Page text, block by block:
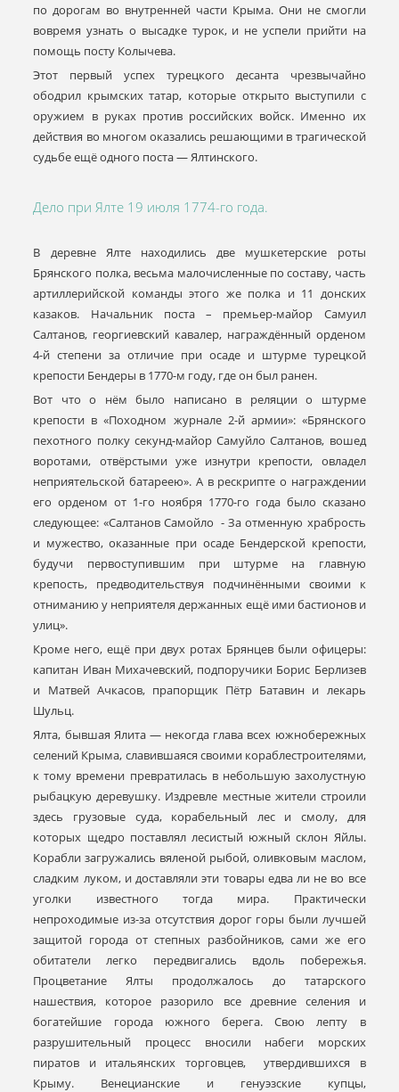
по дорогам во внутренней части Крыма. Они не смогли
вовремя узнать о высадке турок, и не успели прийти на
помощь посту Колычева.
Этот первый успех турецкого десанта чрезвычайно
ободрил крымских татар, которые открыто выступили с
оружием в руках против российских войск. Именно их
действия во многом оказались решающими в трагической
судьбе ещё одного поста — Ялтинского.
Дело при Ялте 19 июля 1774-го года.
В деревне Ялте находились две мушкетерские роты
Брянского полка, весьма малочисленные по составу, часть
артиллерийской команды этого же полка и 11 донских
казаков. Начальник поста – премьер-майор Самуил
Салтанов, георгиевский кавалер, награждённый орденом
4-й степени за отличие при осаде и штурме турецкой
крепости Бендеры в 1770-м году, где он был ранен.
Вот что о нём было написано в реляции о штурме
крепости в «Походном журнале 2-й армии»: «Брянского
пехотного полку секунд-майор Самуйло Салтанов, вошед
воротами, отвёрстыми уже изнутри крепости, овладел
неприятельской батареею». А в рескрипте о награждении
его орденом от 1-го ноября 1770-го года было сказано
следующее: «Салтанов Самойло - За отменную храбрость
и мужество, оказанные при осаде Бендерской крепости,
будучи первоступившим при штурме на главную
крепость, предводительствуя подчинёнными своими к
отниманию у неприятеля держанных ещё ими бастионов и
улиц».
Кроме него, ещё при двух ротах Брянцев были офицеры:
капитан Иван Михачевский, подпоручики Борис Берлизев
и Матвей Ачкасов, прапорщик Пётр Батавин и лекарь
Шульц.
Ялта, бывшая Ялита — некогда глава всех южнобережных
селений Крыма, славившаяся своими кораблестроителями,
к тому времени превратилась в небольшую захолустную
рыбацкую деревушку. Издревле местные жители строили
здесь грузовые суда, корабельный лес и смолу, для
которых щедро поставлял лесистый южный склон Яйлы.
Корабли загружались вяленой рыбой, оливковым маслом,
сладким луком, и доставляли эти товары едва ли не во все
уголки известного тогда мира. Практически
непроходимые из-за отсутствия дорог горы были лучшей
защитой города от степных разбойников, сами же его
обитатели легко передвигались вдоль побережья.
Процветание Ялты продолжалось до татарского
нашествия, которое разорило все древние селения и
богатейшие города южного берега. Свою лепту в
разрушительный процесс вносили набеги морских
пиратов и итальянских торговцев, утвердившихся в
Крыму. Венецианские и генуэзские купцы,